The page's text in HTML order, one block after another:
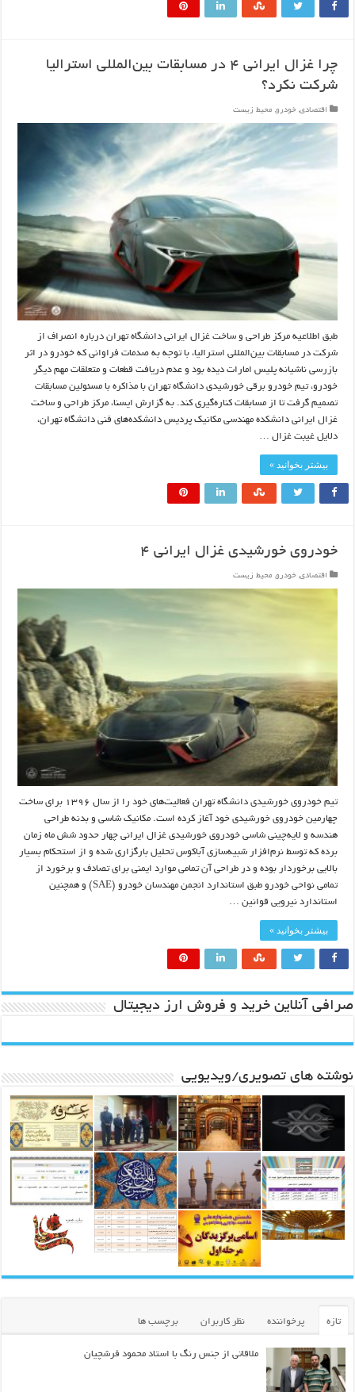
چرا غزال ایرانی ۴ در مسابقات بین‌المللی استرالیا
شرکت نکرد؟
اقتصادی, خودرو, محیط زیست
طبق اطلاعیه مرکز طراحی و ساخت غزال ایرانی دانشگاه تهران درباره انصراف از
شرکت در مسابقات بین‌المللی استرالیا، با توجه به صدمات فراوانی که خودرو در اثر
بازرسی ناشیانه پلیس امارات دیده بود و عدم دریافت قطعات و متعلقات مهم دیگر
خودرو، تیم خودرو برقی خورشیدی دانشگاه تهران با مذاکره با مسئولین مسابقات
تصمیم گرفت تا از مسابقات کناره‌گیری کند. به گزارش ایسنا، مرکز طراحی و ساخت
غزال ایرانی دانشکده مهندسی مکانیک پردیس دانشکده‌های فنی دانشگاه تهران،
دلایل غیبت غزال …
بیشتر بخوانید »
خودروی خورشیدی غزال ایرانی ۴
اقتصادی, خودرو, محیط زیست
تیم خودروی خورشیدی دانشگاه تهران فعالیت‌های خود را از سال ۱۳۹۶ برای ساخت
چهارمین خودروی خورشیدی خود آغاز کرده است. مکانیک شاسی و بدنه طراحی
هندسه و لایه‌چینی شاسی خودروی خورشیدی غزال ایرانی چهار حدود شش ماه زمان
برده که توسط نرم‌افزار شبیه‌سازی آباکوس تحلیل بارگزاری شده و از استحکام بسیار
بالایی برخوردار بوده و در طراحی آن تمامی موارد ایمنی برای تصادف و برخورد از
تمامی نواحی خودرو طبق استاندارد انجمن مهندسان خودرو (SAE) و همچنین
استاندارد نیرویی قوانین …
بیشتر بخوانید »
صرافی آنلاین خرید و فروش ارز دیجیتال
نوشته های تصویری/ویدیویی
تازه پرخواننده نظر کاربران برچسب ها
ملاقاتی از جنس رنگ با استاد محمود فرشچیان